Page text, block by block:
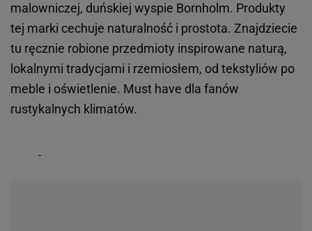
malowniczej, duńskiej wyspie Bornholm. Produkty
tej marki cechuje naturalność i prostota. Znajdziecie
tu ręcznie robione przedmioty inspirowane naturą,
lokalnymi tradycjami i rzemiosłem, od tekstyliów po
meble i oświetlenie. Must have dla fanów
rustykalnych klimatów.